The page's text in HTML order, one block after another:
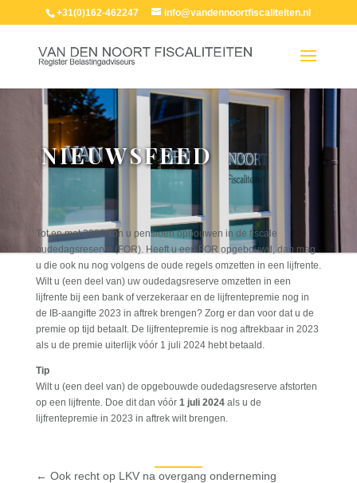
+31(0)162-462247 info@vandennoortfiscaliteiten.nl
NIEUWSFEED
Tot en met 2022 kon u pensioen opbouwen in de fiscale
oudedagsreserve (FOR). Heeft u een FOR opgebouwd, dan mag
u die ook nu nog volgens de oude regels omzetten in een lijfrente.
Wilt u (een deel van) uw oudedagsreserve omzetten in een
lijfrente bij een bank of verzekeraar en de lijfrentepremie nog in
de IB-aangifte 2023 in aftrek brengen? Zorg er dan voor dat u de
premie op tijd betaalt. De lijfrentepremie is nog aftrekbaar in 2023
als u de premie uiterlijk vóór 1 juli 2024 hebt betaald.
Tip
Wilt u (een deel van) de opgebouwde oudedagsreserve afstorten
op een lijfrente. Doe dit dan vóór 1 juli 2024als u de
lijfrentepremie in 2023 in aftrek wilt brengen.
← Ook recht op LKV na overgang onderneming